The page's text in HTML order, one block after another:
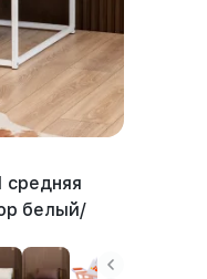
средняя
белый/